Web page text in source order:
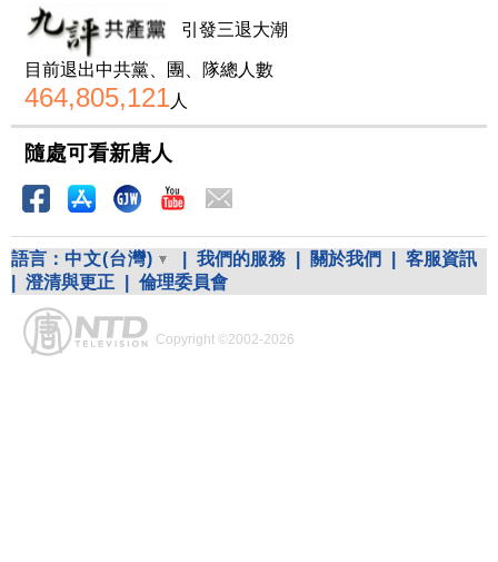
引發三退大潮
目前退出中共黨、團、隊總人數
464,805,121人
隨處可看新唐人
語言： 中文(台灣) 我們的服務 關於我們
客服資訊
澄清與更正 倫理委員會
Copyright ©2002-2026